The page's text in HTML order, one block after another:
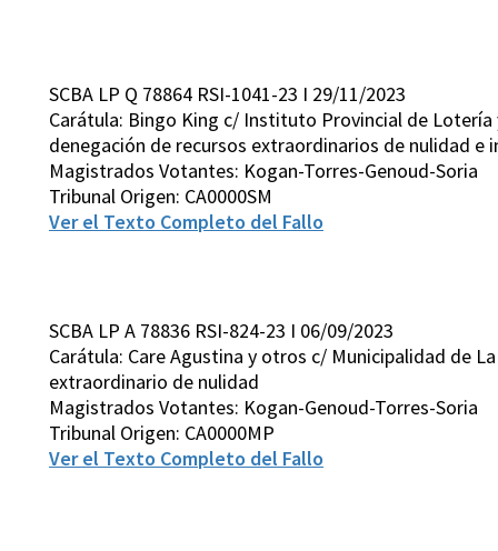
SCBA LP Q 78864 RSI-1041-23 I 29/11/2023
Carátula: Bingo King c/ Instituto Provincial de Lotería
denegación de recursos extraordinarios de nulidad e
Magistrados Votantes: Kogan-Torres-Genoud-Soria
Tribunal Origen: CA0000SM
Ver el Texto Completo del Fallo
SCBA LP A 78836 RSI-824-23 I 06/09/2023
Carátula: Care Agustina y otros c/ Municipalidad de
extraordinario de nulidad
Magistrados Votantes: Kogan-Genoud-Torres-Soria
Tribunal Origen: CA0000MP
Ver el Texto Completo del Fallo